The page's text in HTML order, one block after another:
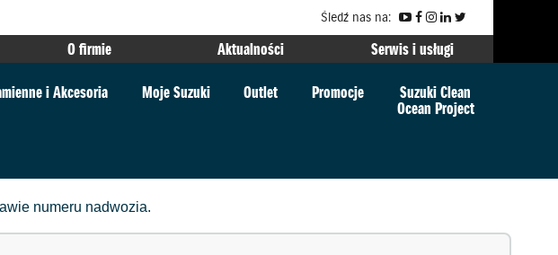
Śledź nas na:
O firmie Aktualności Serwis i usługi
i Akcesoria Moje Suzuki Outlet Promocje Suzuki Clean
Ocean Project
numeru nadwozia.